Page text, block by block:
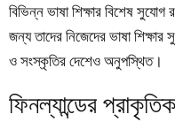
বিভিন্ন ভাষা শিক্ষার বিশেষ
জন্য তাদের নিজেদের ভাষা
ও সংস্কৃতির দেশেও অনুপস্থিত।
ফিনল্যান্ডের